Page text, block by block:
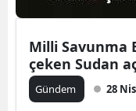
Milli Savunma
çeken Sudan
Gündem 28